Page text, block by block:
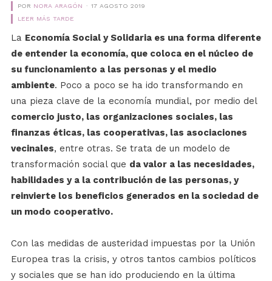
POR NORA ARAGÓN
17 AGOSTO 2019
LEER MÁS TARDE
La Economía Social y Solidaria es una forma diferente
de entender la economía, que coloca en el núcleo de
su funcionamiento a las personas y el medio
ambiente. Poco a poco se ha ido transformando en
una pieza clave de la economía mundial, por medio del
comercio justo, las organizaciones sociales, las
finanzas éticas, las cooperativas, las asociaciones
vecinales, entre otras. Se trata de un modelo de
transformación social que da valor a las necesidades,
habilidades y a la contribución de las personas, y
reinvierte los beneficios generados en la sociedad de
un modo cooperativo.
Con las medidas de austeridad impuestas por la Unión
Europea tras la crisis, y otros tantos cambios políticos
y sociales que se han ido produciendo en la última